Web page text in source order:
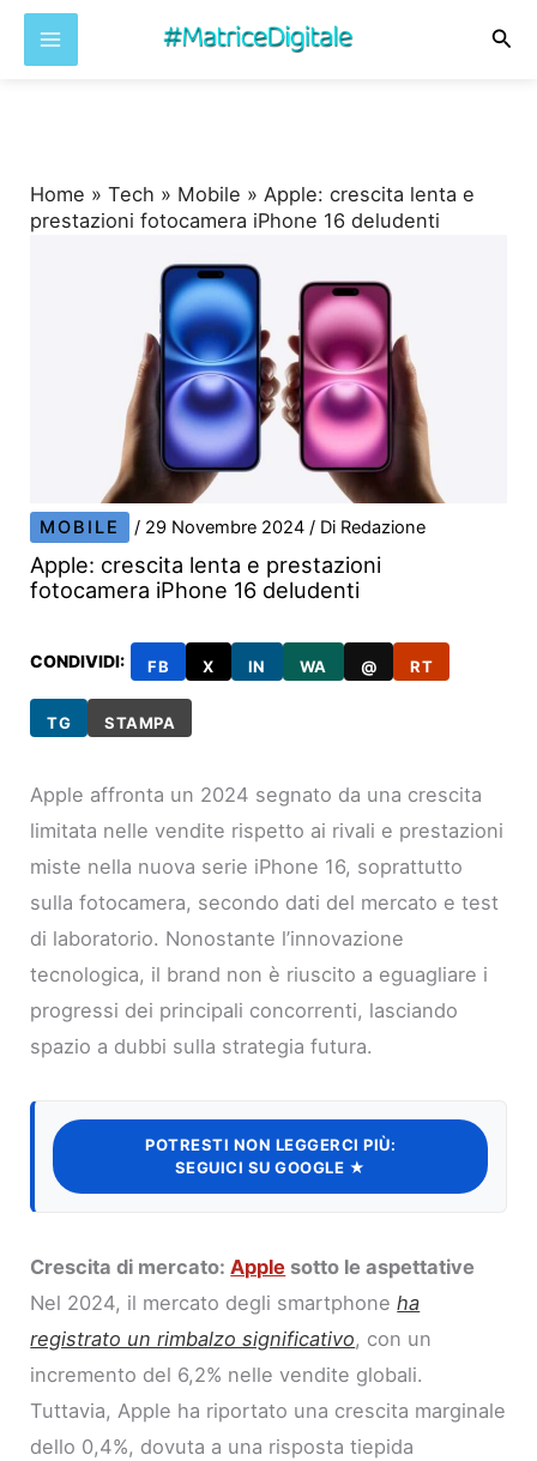
Home »Tech » Mobile »Apple: crescita lenta e
prestazioni fotocamera iPhone 16 deludenti
MOBILE / 29 Novembre 2024/ Di Redazione
Apple: crescita lenta e prestazioni
fotocamera iPhone 16 deludenti
CONDIVIDI: FB X IN WA @ RT
TG STAMPA
Apple affronta un 2024 segnato da una crescita
limitata nelle vendite rispetto ai rivali e prestazioni
miste nella nuova serie iPhone 16, soprattutto
sulla fotocamera, secondo dati del mercato e test
di laboratorio. Nonostante l’innovazione
tecnologica, il brand non è riuscito a eguagliare i
progressi dei principali concorrenti, lasciando
spazio a dubbi sulla strategia futura.
POTRESTI NON LEGGERCI PIÙ:
SEGUICI SU GOOGLE ★
Crescita di mercato:Apple sotto le aspettative
Nel 2024, il mercato degli smartphoneha
registrato un rimbalzo significativo, con un
incremento del 6,2% nelle vendite globali.
Tuttavia, Apple ha riportato una crescita marginale
dello 0,4%, dovuta a una risposta tiepida